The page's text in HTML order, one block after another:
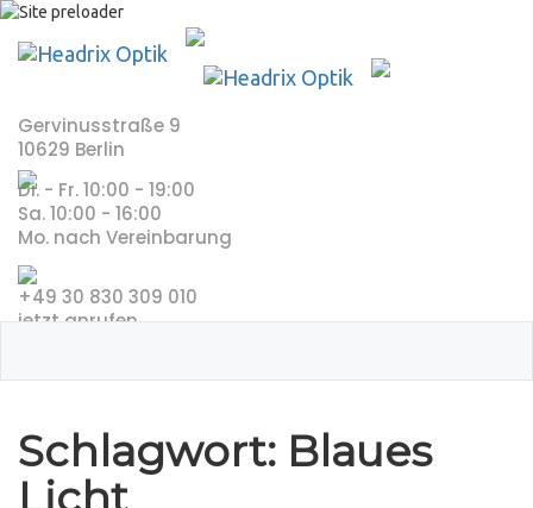
Skip
content
Gervinusstraße 9
10629 Berlin
Di. - Fr. 10:00 - 19:00
Sa. 10:00 - 16:00
Mo. nach Vereinbarung
+49 30 830 309 010
jetzt anrufen
Schlagwort: Blaues
Licht